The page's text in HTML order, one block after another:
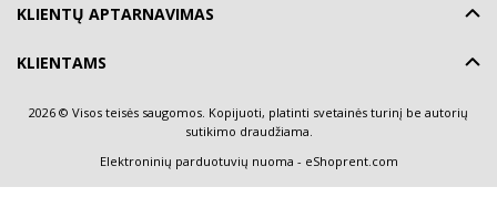
KLIENTŲ APTARNAVIMAS
KLIENTAMS
2026 © Visos teisės saugomos. Kopijuoti, platinti svetainės turinį be autorių
sutikimo draudžiama.
Elektroninių parduotuvių nuoma - eShoprent.com